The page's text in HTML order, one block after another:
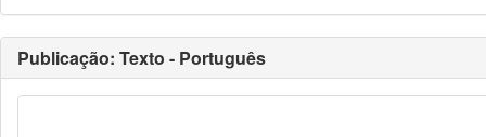
Publicação: Texto - Português